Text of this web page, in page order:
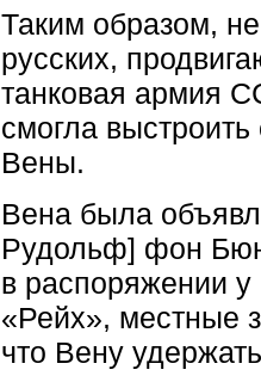
Таким образом,
русских,
танковая армия
смогла
Вены.
Вена была
Рудольф] фон
в распоряжении
«Рейх», местные
что Вену